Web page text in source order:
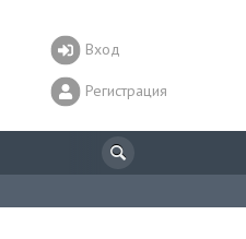
Вход
Регистрация